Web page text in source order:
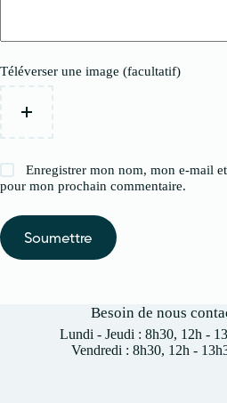
Téléverser une image (facultatif)
Enregistrer mon nom, mon e-mail
pour mon prochain commentaire.
Soumettre
Besoin de nous
Lundi - Jeudi : 8h30, 12h -
Vendredi : 8h30, 12h -